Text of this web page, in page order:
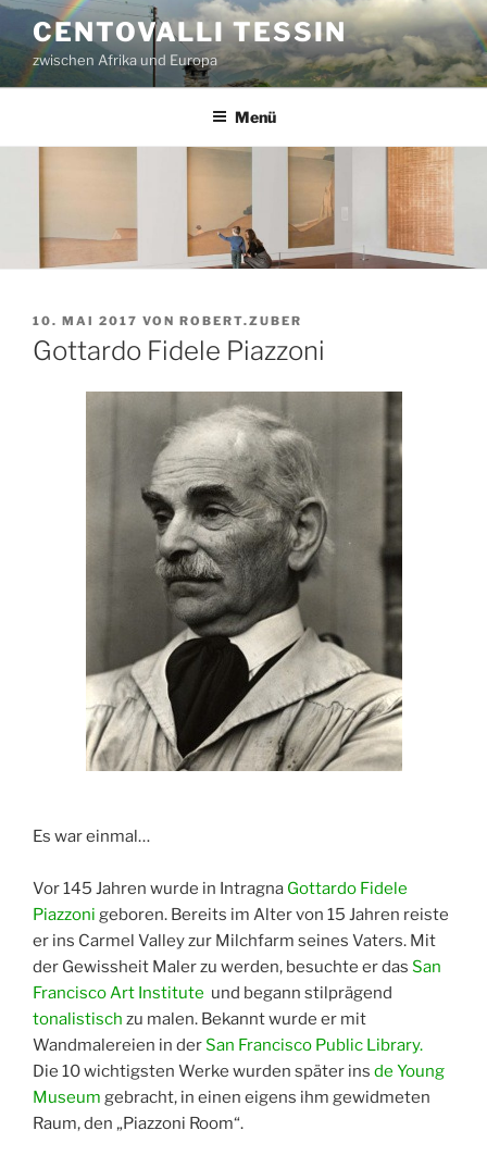
Zum
Inhalt
springen
CENTOVALLI TESSIN
zwischen Afrika und Europa
Menü
VERÖFFENTLICHT
AM
10. MAI 2017 VON ROBERT.ZUBER
Gottardo Fidele Piazzoni
Es war einmal…
Vor 145 Jahren wurde in Intragna Gottardo Fidele
Piazzoni geboren. Bereits im Alter von 15 Jahren reiste
er ins Carmel Valley zur Milchfarm seines Vaters. Mit
der Gewissheit Maler zu werden, besuchte er das San
Francisco Art Institute und begann stilprägend
tonalistisch zu malen. Bekannt wurde er mit
Wandmalereien in derSan Francisco Public Library.
Die 10 wichtigsten Werke wurden später ins de Young
Museum gebracht, in einen eigens ihm gewidmeten
Raum, den „Piazzoni Room“.